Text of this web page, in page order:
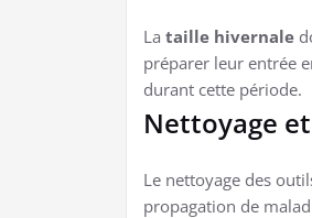
La taille hivernale
préparer leur entrée
durant cette période.
Nettoyage
Le nettoyage des
propagation de